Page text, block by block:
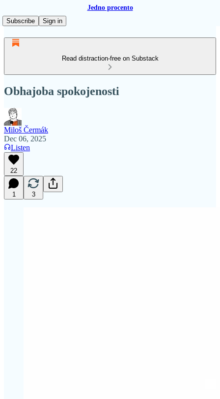
Jedno procento
Subscribe
Sign in
Read distraction-free on Substack
Obhajoba spokojenosti
Miloš Čermák
Dec 06, 2025
Listen
22
1 3